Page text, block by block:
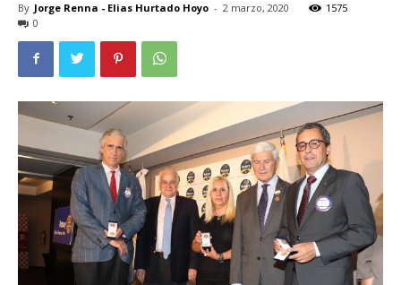
By Jorge Renna - Elias Hurtado Hoyo - 2 marzo, 2020
1575
0